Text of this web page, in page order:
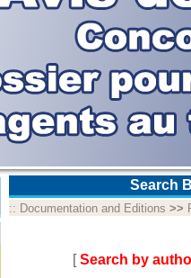
Search
:: Documentation and Editions >>
[Search by